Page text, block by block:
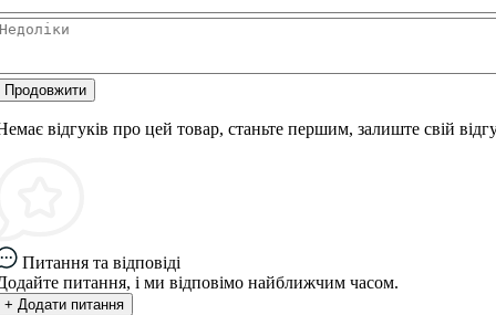
Продовжити
відгуків про цей товар, станьте першим, залиште свій
Питання та відповіді
питання, і ми відповімо найближчим часом.
+ Додати питання